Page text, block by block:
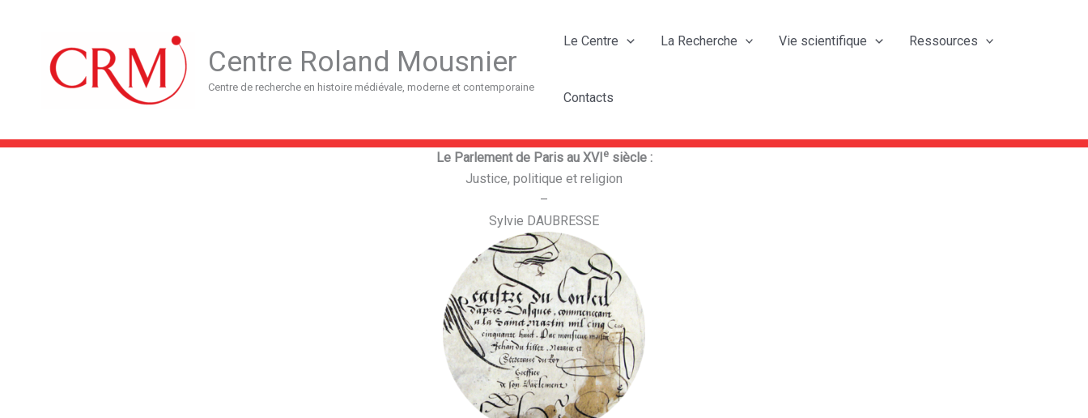
Centre Roland Mousnier
Centre de recherche en histoire médiévale, moderne et contemporaine
Le Centre La Recherche Vie scientifique Ressources
Contacts
Le Parlement de Paris au XVIesiècle :
Justice, politique et religion
–
Sylvie DAUBRESSE